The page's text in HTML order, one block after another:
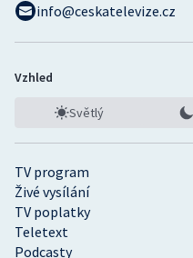
TV program
Živé vysílání
TV poplatky
Teletext
Podcasty
info@ceskatelevize.cz
Vzhled
Světlý